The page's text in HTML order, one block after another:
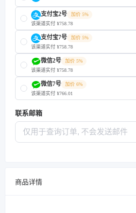
支付宝2号
加价 5%
该渠道实付 ¥758.78
支付宝7号
加价 5%
该渠道实付 ¥758.78
微信2号
加价 5%
该渠道实付 ¥758.78
微信7号
加价 6%
该渠道实付 ¥766.01
联系邮箱
商品详情